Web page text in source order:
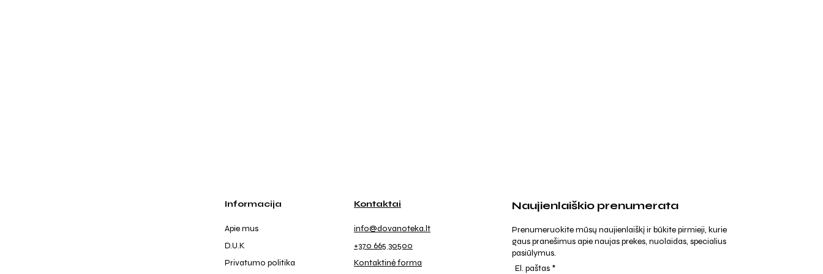
Informacija
Apie mus
D.U.K
Privatumo politika
Kontaktai
info@dovanoteka.lt
+370 665 30500
Kontaktinė forma
Naujienlaiškio prenumerata
Prenumeruokite mūsų naujienlaiškį ir būkite pirmieji, kurie
gaus pranešimus apie naujas prekes, nuolaidas, specialius
pasiūlymus.
El. paštas